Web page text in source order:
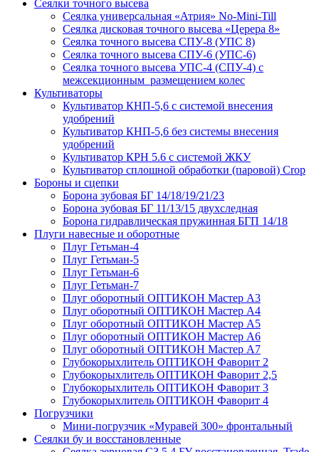
Сеялки точного высева
Сеялка универсальная «Атрия» No-Mini-Till
Сеялка дисковая точного высева «Церера 8»
Сеялка точного высева СПУ-8 (УПС 8)
Сеялка точного высева СПУ-6 (УПС-6)
Сеялка точного высева УПС-4 (СПУ-4) с
межсекционным размещением колес
Культиваторы
Культиватор КНП-5,6 с системой внесения
удобрений
Культиватор КНП-5,6 без системы внесения
удобрений
Культиватор КРН 5.6 с системой ЖКУ
Культиватор сплошной обработки (паровой) Crop
Бороны и сцепки
Борона зубовая БГ 14/18/19/21/23
Борона зубовая БГ 11/13/15 двухследная
Борона гидравлическая пружинная БГП 14/18
Плуги навесные и оборотные
Плуг Гетьман-4
Плуг Гетьман-5
Плуг Гетьман-6
Плуг Гетьман-7
Плуг оборотный ОПТИКОН Мастер А3
Плуг оборотный ОПТИКОН Мастер А4
Плуг оборотный ОПТИКОН Мастер А5
Плуг оборотный ОПТИКОН Мастер А6
Плуг оборотный ОПТИКОН Мастер А7
Глубокорыхлитель ОПТИКОН Фаворит 2
Глубокорыхлитель ОПТИКОН Фаворит 2,5
Глубокорыхлитель ОПТИКОН Фаворит 3
Глубокорыхлитель ОПТИКОН Фаворит 4
Погрузчики
Мини-погрузчик «Муравей 300» фронтальный
Сеялки бу и восстановленные